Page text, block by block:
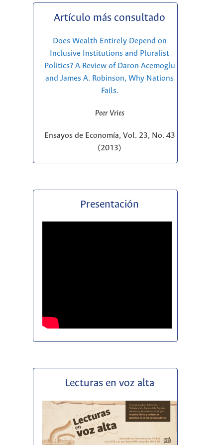
Artículo más consultado
Does Wealth Entirely Depend on
Inclusive Institutions and Pluralist
Politics? A Review of Daron Acemoglu
and James A. Robinson, Why Nations
Fails.
Peer Vries
Ensayos de Economía, Vol. 23, No. 43
(2013)
Presentación
Lecturas en voz alta